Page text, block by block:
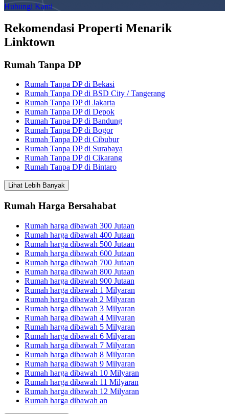
Hubungi Kami
Rekomendasi Properti Menarik
Linktown
Rumah Tanpa DP
Rumah Tanpa DP di Bekasi
Rumah Tanpa DP di BSD City / Tangerang
Rumah Tanpa DP di Jakarta
Rumah Tanpa DP di Depok
Rumah Tanpa DP di Bandung
Rumah Tanpa DP di Bogor
Rumah Tanpa DP di Cibubur
Rumah Tanpa DP di Surabaya
Rumah Tanpa DP di Cikarang
Rumah Tanpa DP di Bintaro
Lihat Lebih Banyak
Rumah Harga Bersahabat
Rumah harga dibawah 300 Jutaan
Rumah harga dibawah 400 Jutaan
Rumah harga dibawah 500 Jutaan
Rumah harga dibawah 600 Jutaan
Rumah harga dibawah 700 Jutaan
Rumah harga dibawah 800 Jutaan
Rumah harga dibawah 900 Jutaan
Rumah harga dibawah 1 Milyaran
Rumah harga dibawah 2 Milyaran
Rumah harga dibawah 3 Milyaran
Rumah harga dibawah 4 Milyaran
Rumah harga dibawah 5 Milyaran
Rumah harga dibawah 6 Milyaran
Rumah harga dibawah 7 Milyaran
Rumah harga dibawah 8 Milyaran
Rumah harga dibawah 9 Milyaran
Rumah harga dibawah 10 Milyaran
Rumah harga dibawah 11 Milyaran
Rumah harga dibawah 12 Milyaran
Rumah harga dibawah an